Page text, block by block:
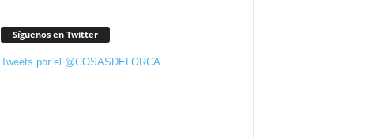
Síguenos en Twitter
Tweets por el @COSASDELORCA.